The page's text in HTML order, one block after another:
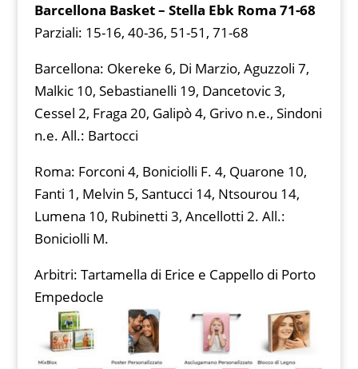
Barcellona Basket – Stella Ebk Roma 71-68
Parziali: 15-16, 40-36, 51-51, 71-68
Barcellona: Okereke 6, Di Marzio, Aguzzoli 7,
Malkic 10, Sebastianelli 19, Dancetovic 3,
Cessel 2, Fraga 20, Galipò 4, Grivo n.e., Sindoni
n.e. All.: Bartocci
Roma: Forconi 4, Boniciolli F. 4, Quarone 10,
Fanti 1, Melvin 5, Santucci 14, Ntsourou 14,
Lumena 10, Rubinetti 3, Ancellotti 2. All.:
Boniciolli M.
Arbitri: Tartamella di Erice e Cappello di Porto
Empedocle